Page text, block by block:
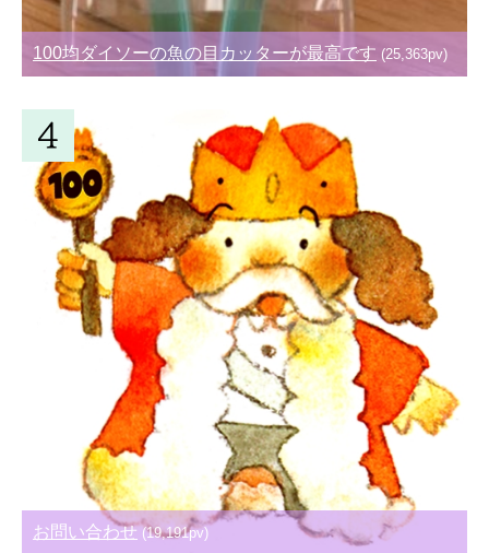
100均ダイソーの魚の目カッターが最高です (25,363pv)
お問い合わせ (19,191pv)